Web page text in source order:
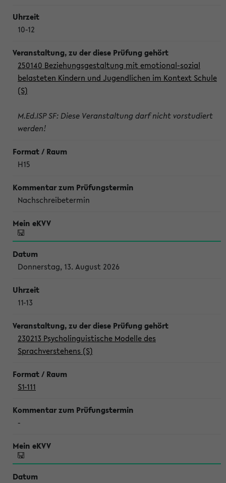
10-12
250140 Beziehungsgestaltung mit emotional-sozial
belasteten Kindern und Jugendlichen im Kontext Schule
(S)
M.Ed.ISP SF: Diese Veranstaltung darf nicht vorstudiert
werden!
H15
Nachschreibetermin
Donnerstag, 13. August 2026
11-13
230213 Psycholinguistische Modelle des
Sprachverstehens (S)
S1-111
-